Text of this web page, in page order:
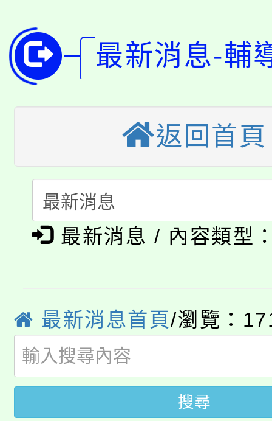
代理(課)教師甄選結果(
公告本校115學年度第
代理(課)教師甄選結果(
轉知中國文化大學推廣
《TA101》溝通分析基
程，歡迎學生輔導中心
心理、諮商輔導、社會
系所師生報名參加。
轉知苗栗縣政府辦理
縣市「校園短影音徵
門員」簡章及活動海報
踴躍報名參加。
桃園市115學年度學生
要點
「桃園市補助參觀特色
展演活動實施計畫」
115年度「教育部表揚
義教育推展貢獻獎」
公告本校115學年度第
生本土語及新住民語歌
公告本校115學年度第
代理(課)教師甄選結果(
公告本校115學年度第
代理(課)教師甄選結果(
轉知中國文化大學推廣
《TA101》溝通分析基
轉知苗栗縣政府辦理
最新消息-輔
返回首頁
最新消息 / 內容類型
最新消息首頁/瀏覽：
搜尋